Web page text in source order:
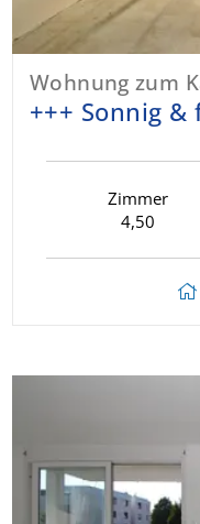
Wohnung zum
Zimmer
4,50